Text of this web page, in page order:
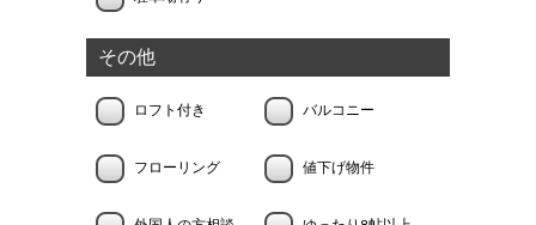
その他
ロフト付き バルコニー
フローリング 値下げ物件